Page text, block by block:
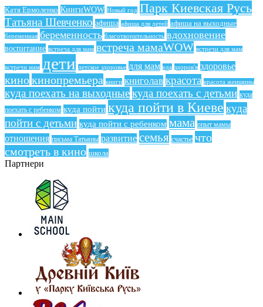
Катя Ермоленко КнигиWOW Новый год Парк Киевская Русь
Татьяна Шевченко афиша афиша для детей афиша на выходные
беременная беременность благотворительность вдохновение
воспитание встреча для мам встреча мамаWOW встречи для мам
встречи мам дети детское здоровье для мам еда здоров'я здоровье
кинокинопремьера книги книголав красота красота женщины
куда поехать на выходныекуда поехать с детьми куда
поехать с ребенком куда пойти куда пойти в Киеве куда
пойти с детьми куда пойти с ребенком мама опыт мамы
отношения письма Татьяны развитие семья счастье что
смотреть в кино школа
Партнери